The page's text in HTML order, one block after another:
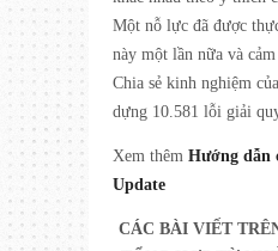
Một nỗ lực đã được
này một lần nữa và
Chia sẻ kinh nghiệm
dựng 10.581 lỗi giải
Xem thêm Hướng dẫn
Update
CÁC BÀI VIẾT